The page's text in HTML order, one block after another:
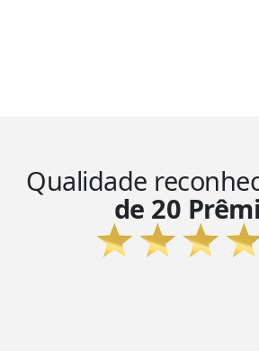
Qualidade
de 20